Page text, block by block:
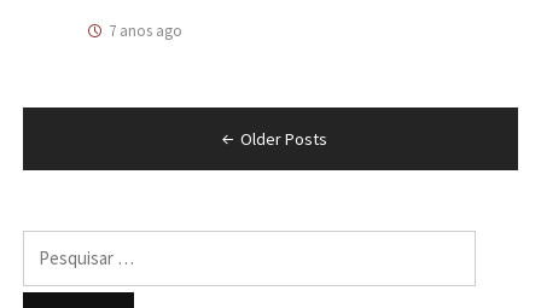
7 anos ago
por
Older Posts